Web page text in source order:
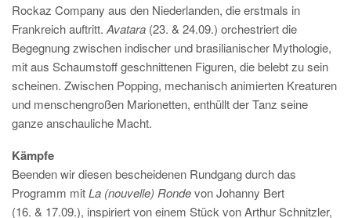
Rockaz Company aus den Niederlanden, die erstmals in
Frankreich auftritt. Avatara (23. & 24.09.) orchestriert die
Begegnung zwischen indischer und brasilianischer Mythologie,
mit aus Schaumstoff geschnittenen Figuren, die belebt zu sein
scheinen. Zwischen Popping, mechanisch animierten Kreaturen
und menschengroßen Marionetten, enthüllt der Tanz seine
ganze anschauliche Macht.
Kämpfe
Beenden wir diesen bescheidenen Rundgang durch das
Programm mitLa (nouvelle) Rondevon Johanny Bert
(16. & 17.09.), inspiriert von einem Stück von Arthur Schnitzler,